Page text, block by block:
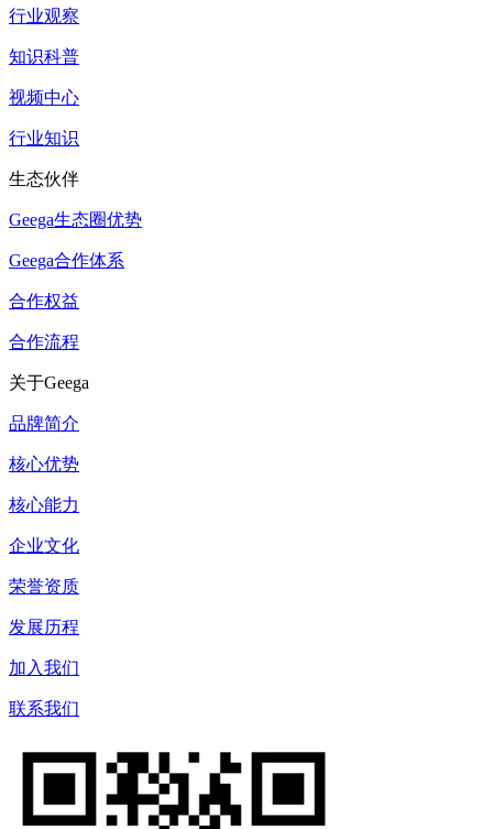
行业观察
知识科普
视频中心
行业知识
生态伙伴
Geega生态圈优势
Geega合作体系
合作权益
合作流程
关于Geega
品牌简介
核心优势
核心能力
企业文化
荣誉资质
发展历程
加入我们
联系我们